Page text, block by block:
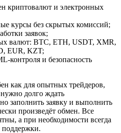
криптовалют и электронных
курсы без скрытых комиссий;
заявок;
валют: BTC, ETH, USDT, XMR,
EUR, KZT;
контроля и безопасность
как для опытных трейдеров,
долго ждать
заполнить заявку и выполнить
произведёт обмен. Все
а при необходимости всегда
поддержки.